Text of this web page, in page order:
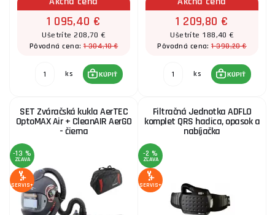
1 095,40 €
Ušetríte 208,70 €
Pôvodná cena:1 304,10 €
ks KÚPIŤ
1 209,80 €
Ušetríte 188,40 €
Pôvodná cena:1 398,20 €
ks KÚPIŤ
SET Zváračská kukla AerTEC
OptoMAX Air + CleanAIR AerGO
- čierna
-13 %
ZĽAVA
SERVIS+
Filtračná Jednotka ADFLO
komplet QRS hadica, opasok a
nabíjačka
-2 %
ZĽAVA
SERVIS+